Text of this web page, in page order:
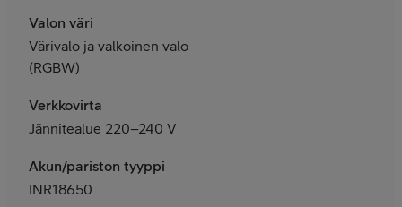
Valon väri
Värivalo ja valkoinen valo
(RGBW)
Verkkovirta
Jännitealue 220–240 V
Akun/pariston tyyppi
INR18650